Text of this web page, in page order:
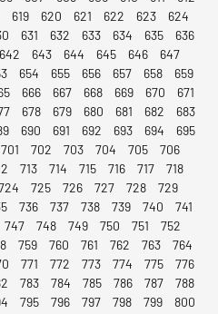
619 620 621 622 623
624
631 632 633 634 635
636
642 643 644 645 646
647
654 655 656 657 658
659
666 667 668 669 670
671
678 679 680 681 682
683
690 691 692 693 694
695
701 702 703 704 705
706
713 714 715 716 717
718
725 726 727 728
729
736 737 738 739 740
741
747 748 749 750 751
752
759 760 761 762 763
764
771 772 773 774 775
776
783 784 785 786 787
788
795 796 797 798 799
800